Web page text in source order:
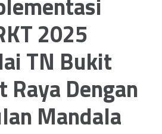
2025
TN Bukit
Raya Dengan
Mandala